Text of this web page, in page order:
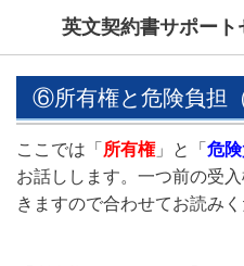
英文契約書サポート
⑥所有権と危険負担
ここでは「 所有権」と「 危
お話しします。一つ前の受
きますので合わせてお読みく